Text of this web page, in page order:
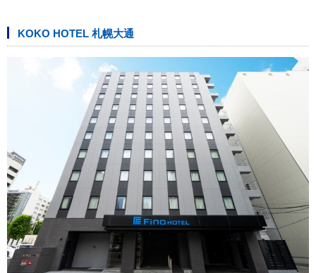
KOKO HOTEL 札幌大通